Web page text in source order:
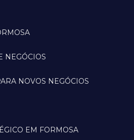
NEGÓCIOS
NOVOS NEGÓCIOS
EM FORMOSA